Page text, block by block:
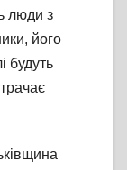
люди з
його
будуть